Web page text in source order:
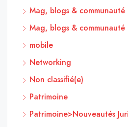
Mag, blogs & communauté
Mag, blogs & communauté
mobile
Networking
Non classifié(e)
Patrimoine
Patrimoine>Nouveautés